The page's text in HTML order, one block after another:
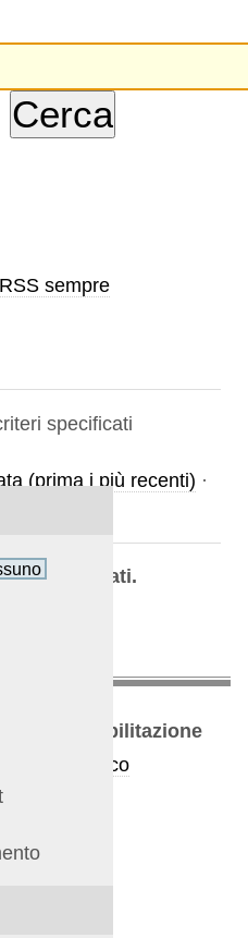
sempre
i più recenti) ·
risultati.
e Riabilitazione